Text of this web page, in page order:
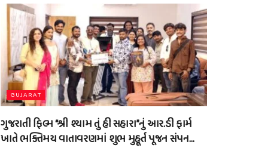
GUJARAT
ગુજરાતી ફિલ્મ “શ્રી શ્યામ તું હી સહારા”નું આર.ડી ફાર્મ
ખાતે ભક્તિમય વાતાવરણમાં શુભ મુહૂર્ત પૂજન સંપન…